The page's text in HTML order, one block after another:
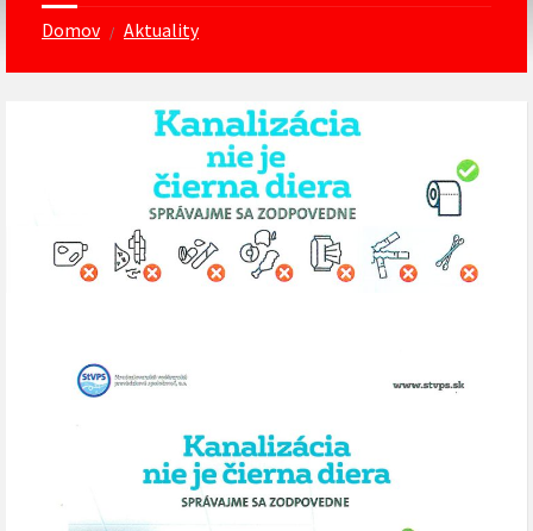
Domov / Aktuality